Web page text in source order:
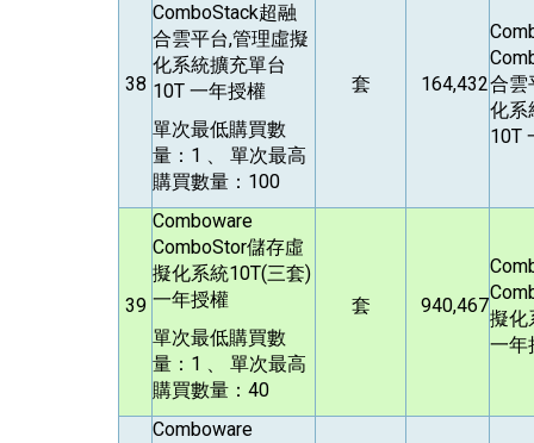
38
ComboStack超融
合雲平台,管理虛擬
化系統擴充單台
10T 一年授權
單次最低購買數
量：1 、 單次最高
購買數量：100
套 164,432合雲
化系
10T
39
Comboware
ComboStor儲存虛
擬化系統10T(三套)
一年授權
單次最低購買數
量：1 、 單次最高
購買數量：40
套 940,467
擬化
一年
Comboware